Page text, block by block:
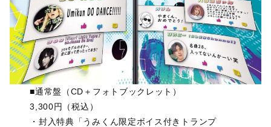
■通常盤（CD＋フォトブックレット）
3,300円（税込）
・封入特典「うみくん限定ボイス付きトランプ